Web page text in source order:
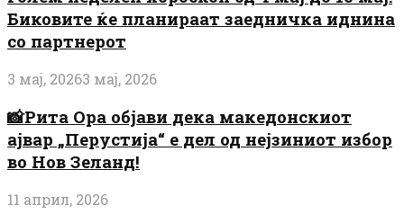
Биковите ќе планираат заедничка иднина
со партнерот
3 мај, 20263 мај, 2026
📸Рита Ора објави дека македонскиот
ајвар „Перустија“ е дел од нејзиниот избор
во Нов Зеланд!
11 април, 2026